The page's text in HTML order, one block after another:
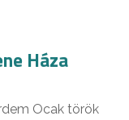
Háza
Ocak török